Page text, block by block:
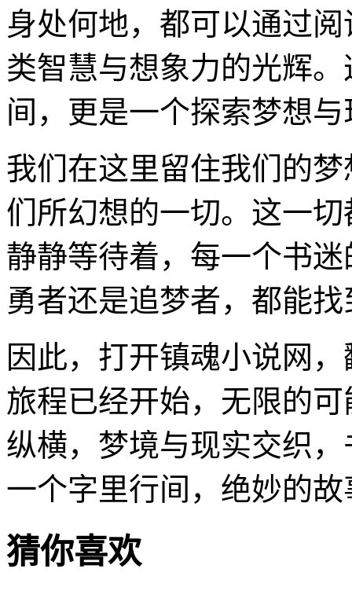
身处何地，都可以通过
类智慧与想象力的光辉
间，更是一个探索梦想
我们在这里留住我们的
们所幻想的一切。这一
静静等待着，每一个书
勇者还是追梦者，都能
因此，打开镇魂小说网
旅程已经开始，无限的
纵横，梦境与现实交织
一个字里行间，绝妙的
猜你喜欢